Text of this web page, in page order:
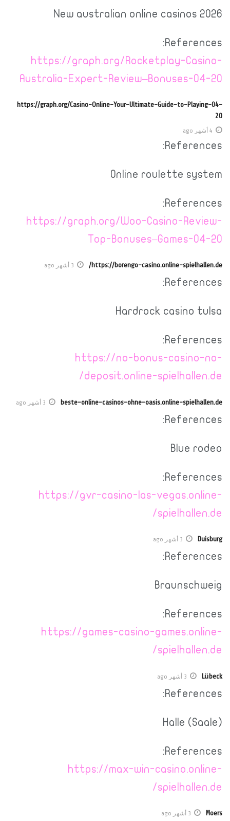
New australian online casinos 2026
References:
https://graph.org/Rocketplay-Casino-
Australia-Expert-Review–Bonuses-04-20
https://graph.org/Casino-Online-Your-Ultimate-Guide-to-Playing-04-
20
4 أشهر ago
References:
Online roulette system
References:
https://graph.org/Woo-Casino-Review-
Top-Bonuses–Games-04-20
https://borengo-casino.online-spielhallen.de/ 3 أشهر ago
References:
Hardrock casino tulsa
References:
https://no-bonus-casino-no-
deposit.online-spielhallen.de/
beste-online-casinos-ohne-oasis.online-spielhallen.de 3 أشهر ago
References:
Blue rodeo
References:
https://gvr-casino-las-vegas.online-
spielhallen.de/
Duisburg 3 أشهر ago
References:
Braunschweig
References:
https://games-casino-games.online-
spielhallen.de/
Lübeck 3 أشهر ago
References:
Halle (Saale)
References:
https://max-win-casino.online-
spielhallen.de/
Moers 3 أشهر ago